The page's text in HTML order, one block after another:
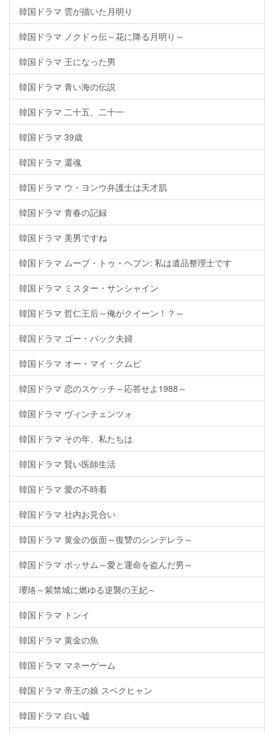
韓国ドラマ 雲が描いた月明り
韓国ドラマ ノクドゥ伝～花に降る月明り～
韓国ドラマ 王になった男
韓国ドラマ 青い海の伝説
韓国ドラマ 二十五、二十一
韓国ドラマ 39歳
韓国ドラマ 還魂
韓国ドラマ ウ・ヨンウ弁護士は天才肌
韓国ドラマ 青春の記録
韓国ドラマ 美男ですね
韓国ドラマ ムーブ・トゥ・ヘブン: 私は遺品整理士です
韓国ドラマ ミスター・サンシャイン
韓国ドラマ 哲仁王后～俺がクイーン！？～
韓国ドラマ ゴー・バック夫婦
韓国ドラマ オー・マイ・クムビ
韓国ドラマ 恋のスケッチ～応答せよ1988～
韓国ドラマ ヴィンチェンツォ
韓国ドラマ その年、私たちは
韓国ドラマ 賢い医師生活
韓国ドラマ 愛の不時着
韓国ドラマ 社内お見合い
韓国ドラマ 黄金の仮面～復讐のシンデレラ～
韓国ドラマ ポッサム～愛と運命を盗んだ男～
瓔珞～紫禁城に燃ゆる逆襲の王妃～
韓国ドラマ トンイ
韓国ドラマ 黄金の魚
韓国ドラマ マネーゲーム
韓国ドラマ 帝王の娘 スベクヒャン
韓国ドラマ 白い嘘